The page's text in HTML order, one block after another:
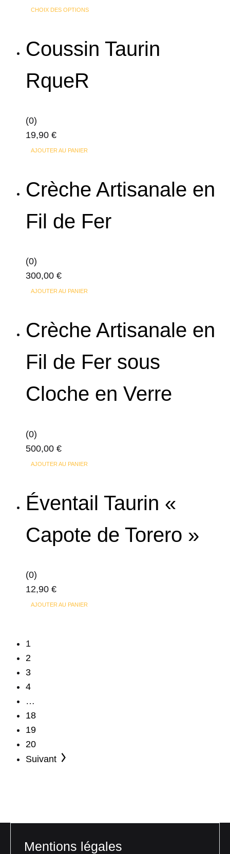
CHOIX DES OPTIONSCe
plusieurs
page
du
Coussin Taurin
RqueR
(0)
19,90 €
AJOUTER AU PANIER
Crèche Artisanale en
Fil de Fer
(0)
300,00 €
AJOUTER AU PANIER
Crèche Artisanale en
Fil de Fer sous
Cloche en Verre
(0)
500,00 €
AJOUTER AU PANIER
Éventail Taurin «
Capote de Torero »
(0)
12,90 €
AJOUTER AU PANIER
1
2
3
4
…
18
19
20
Suivant
Mentions légales